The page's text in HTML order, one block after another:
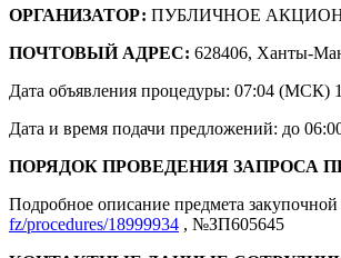
ОРГАНИЗАТОР: ПУБЛИЧНОЕ
ПОЧТОВЫЙ АДРЕС: 628406, Ханты-
Дата объявления процедуры: 07:04 (МСК)
Дата и время подачи предложений: до
ПОРЯДОК ПРОВЕДЕНИЯ ЗАПРОСА
Подробное описание предмета
fz/procedures/18999934 , №ЗП605645